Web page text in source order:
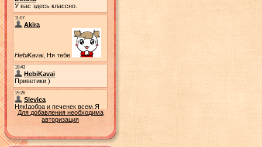
Для добавления необходима
авторизация